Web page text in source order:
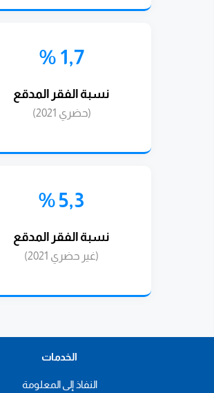
1,7 %
نسبة الفقر المدقع
(حضري 2021)
5,3 %
نسبة الفقر المدقع
(غير حضري 2021)
الخدمات
النفاذ إلى المعلومة